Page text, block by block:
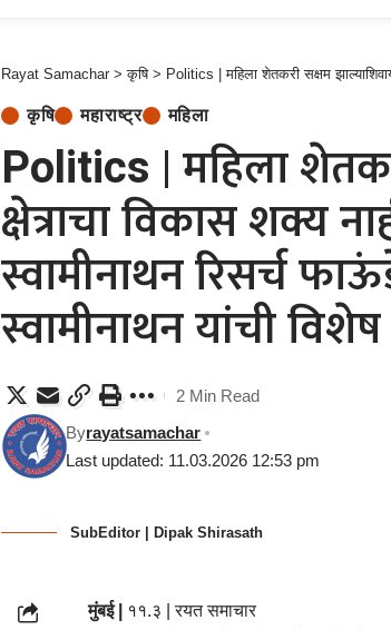
Rayat Samachar >कृषि> Politics | महिला शेतकरी सक्षम झाल्याशिवाय कृषी
कृषि महाराष्ट्र महिला
Politics | महिला
क्षेत्राचा विकास शक्य
स्वामीनाथन रिसर्च
स्वामीनाथन यांची
Last updated: 11.03.2026 12:53 pm
Byrayatsamachar
2 Min Read
SubEditor | Dipak Shirasath
मुंबई | ११.३ | रयत समाचार